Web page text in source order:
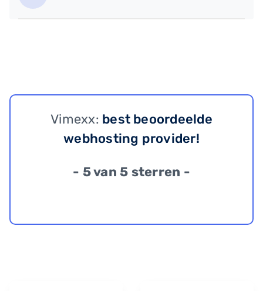
Vimexx: best beoordeelde
webhosting provider!
- 5 van 5 sterren -